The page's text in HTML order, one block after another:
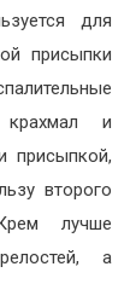
для
присыпки
и
присыпкой,
второго
лучше
а